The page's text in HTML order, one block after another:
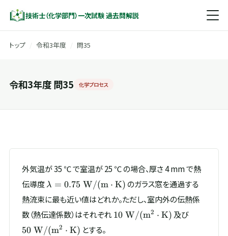
技術士（化学部門）一次試験 過去問解説
トップ 令和3年度 問35
令和3年度 問35 化学プロセス
外気温が 35 ℃ で室温が 25 ℃ の場合、厚さ 4 mm で熱
伝導度 \lambda = 0.75\
\mathrm{W/(m\cdot
K)}
λ = 0.75 W/(m ⋅ K) のガラス窓を通過する
熱流束に最も近い値はどれか。ただし、室内外の伝熱係
数（熱伝達係数）はそれぞれ10\
\mathrm{W/(m^{2}\cdot
10 W/(m2 ⋅ K) 及び50\
50 W/(m2 ⋅ K) とする。